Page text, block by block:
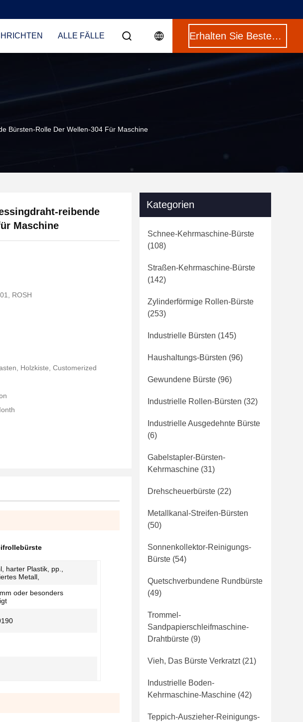
ALLE FÄLLE Erhalten Sie Besten Preis
Bürsten-Rolle Der Wellen-304 Für Maschine
reibende
Maschine
ROSH
Holzkiste, Customerized
harter Plastik, pp.,
Metall,
oder besonders
Kategorien
Schnee-Kehrmaschine-Bürste
(108)
Straßen-Kehrmaschine-Bürste
(142)
Zylinderförmige Rollen-Bürste
(253)
Industrielle Bürsten (145)
Haushaltungs-Bürsten (96)
Gewundene Bürste (96)
Industrielle Rollen-Bürsten (32)
Industrielle Ausgedehnte Bürste
(6)
Gabelstapler-Bürsten-
Kehrmaschine (31)
Drehscheuerbürste (22)
Metallkanal-Streifen-Bürsten
(50)
Sonnenkollektor-Reinigungs-
Bürste (54)
Quetschverbundene Rundbürste
(49)
Trommel-
Sandpapierschleifmaschine-
Drahtbürste (9)
Vieh, Das Bürste Verkratzt(21)
Industrielle Boden-
Kehrmaschine-Maschine (42)
Teppich-Auszieher-Reinigungs-